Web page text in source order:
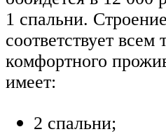
1 спальни.
соответствует всем
комфортного
имеет:
2 спальни;